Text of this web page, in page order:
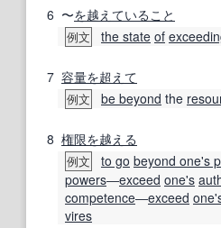
6 〜を越えていること
例文 the state of
7 容量を超えて
例文 be beyond the
8 権限を越える
例文 to go beyond one's
powers―exceed one's
competence―exceed
vires